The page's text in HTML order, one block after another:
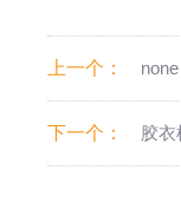
上一个： none
下一个： 胶衣